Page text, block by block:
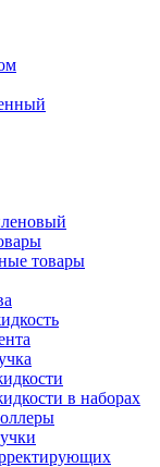
товары
в наборах